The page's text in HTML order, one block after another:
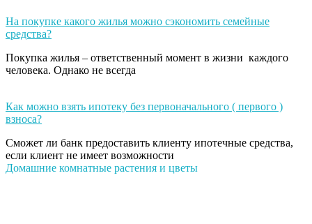
На покупке какого жилья можно сэкономить семейные
средства?
Покупка жилья – ответственный момент в жизни каждого
человека. Однако не всегда
Как можно взять ипотеку без первоначального ( первого )
взноса?
Сможет ли банк предоставить клиенту ипотечные средства,
если клиент не имеет возможности
Домашние комнатные растения и цветы